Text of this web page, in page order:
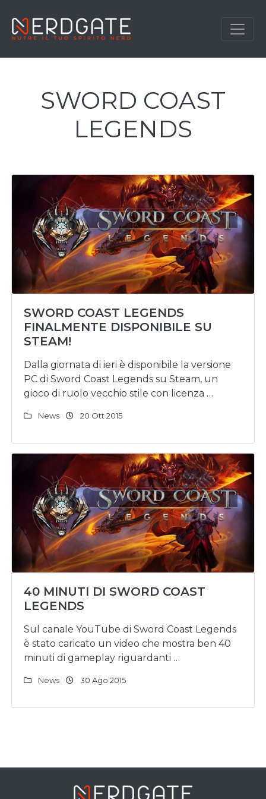
SWORD COAST
LEGENDS
SWORD COAST LEGENDS
FINALMENTE DISPONIBILE SU
STEAM!
Dalla giornata di ieri è disponibile la versione
PC di Sword Coast Legends su Steam, un
gioco di ruolo vecchio stile con licenza …
News 20 Ott 2015
40 MINUTI DI SWORD COAST
LEGENDS
Sul canale YouTube di Sword Coast Legends
è stato caricato un video che mostra ben 40
minuti di gameplay riguardanti …
News 30 Ago 2015